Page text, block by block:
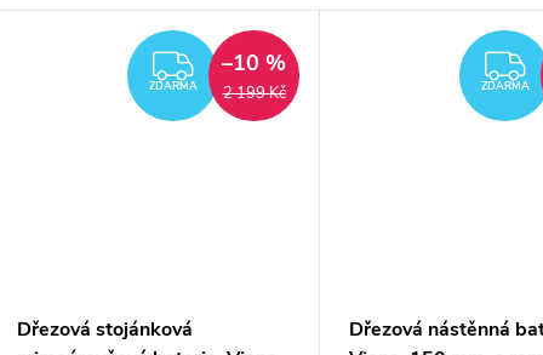
ZDARMA
ZDARMA 2 199 Kč
–10 %
Dřezová stojánková
ZDARMA
Dřezová nástěnná